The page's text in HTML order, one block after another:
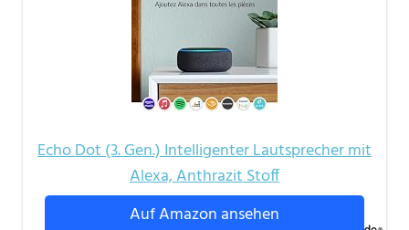
Echo Dot (3. Gen.) Intelligenter Lautsprecher mit
Alexa, Anthrazit Stoff
Auf Amazon ansehen